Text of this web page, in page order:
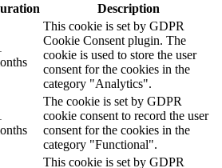
Description
This cookie is set by GDPR
Cookie Consent plugin. The
cookie is used to store the user
consent for the cookies in the
category "Analytics".
The cookie is set by GDPR
cookie consent to record the user
consent for the cookies in the
category "Functional".
This cookie is set by GDPR